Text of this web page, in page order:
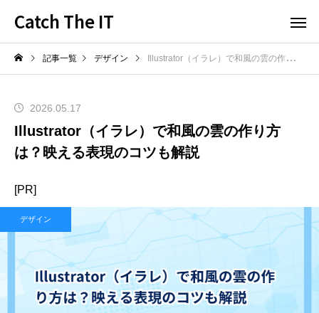
Catch The IT
記事一覧 デザイン Illustrator（イラレ）で和風の雲の作り方は？映える表現のコツも解説
2026.05.17
Illustrator（イラレ）で和風の雲の作り方
は？映える表現のコツも解説
[PR]
デザイン